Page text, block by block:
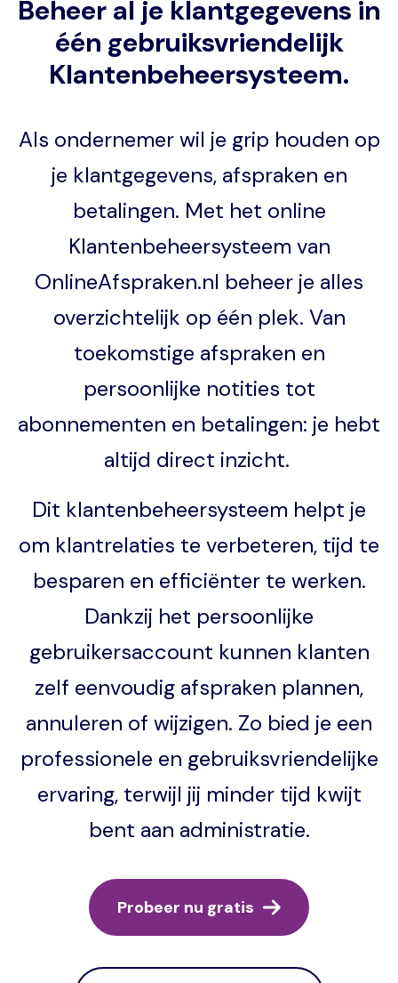
Beheer al je klantgegevens in
één gebruiksvriendelijk
Klantenbeheersysteem.
Als ondernemer wil je grip houden op
je klantgegevens, afspraken en
betalingen. Met het online
Klantenbeheersysteem van
OnlineAfspraken.nl beheer je alles
overzichtelijk op één plek. Van
toekomstige afspraken en
persoonlijke notities tot
abonnementen en betalingen: je hebt
altijd direct inzicht.
Dit klantenbeheersysteem helpt je
om klantrelaties te verbeteren, tijd te
besparen en efficiënter te werken.
Dankzij het persoonlijke
gebruikersaccount kunnen klanten
zelf eenvoudig afspraken plannen,
annuleren of wijzigen. Zo bied je een
professionele en gebruiksvriendelijke
ervaring, terwijl jij minder tijd kwijt
bent aan administratie.
Probeer nu gratis